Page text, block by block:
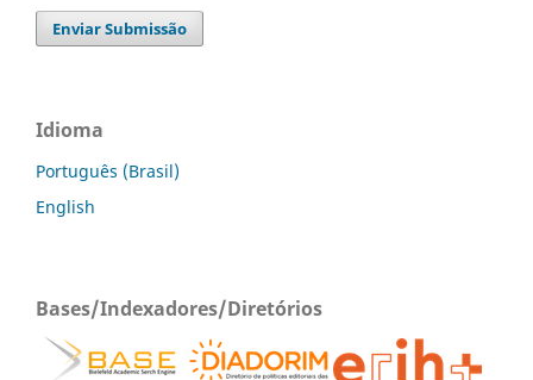
Enviar Submissão
Idioma
Português (Brasil)
English
Bases/Indexadores/Diretórios